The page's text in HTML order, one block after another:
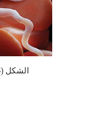
الشكل (4) الطفيلي تريبانوزوما بروسي.